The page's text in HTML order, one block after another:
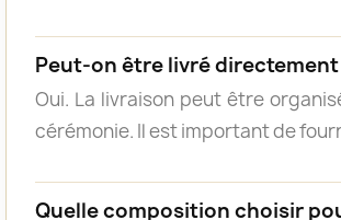
Peut-on être livré directement
Oui. La livraison peut être
cérémonie. Il est important de
Quelle composition choisir